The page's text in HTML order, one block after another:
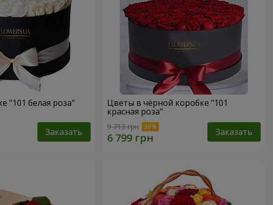
"101 белая роза"
Заказать
Цветы в чёрной коробке "101
красная роза"
9 713 грн Заказать